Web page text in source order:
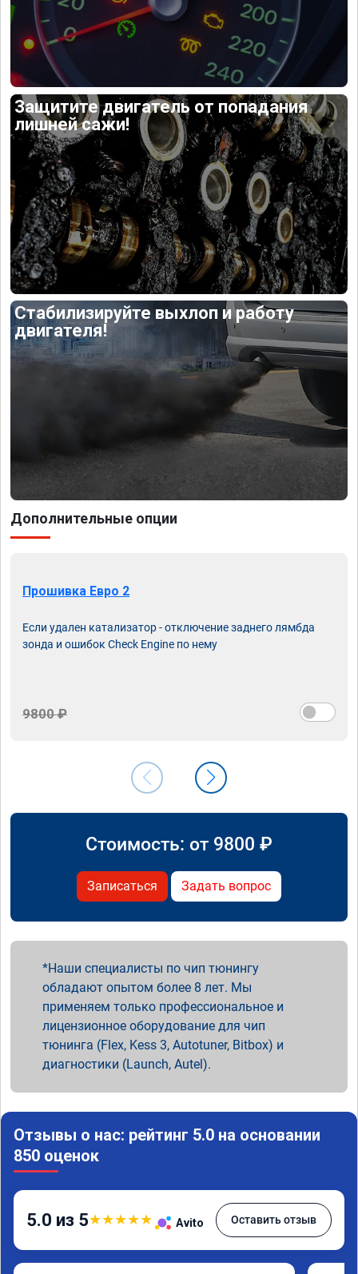
Защитите двигатель от попадания
лишней сажи!
Стабилизируйте выхлоп и работу
двигателя!
Дополнительные опции
Прошивка Евро 2
Если удален катализатор - отключение заднего лямбда
зонда и ошибок Check Engine по нему
9800 ₽
Стоимость: от 9800 ₽
Записаться Задать вопрос
Наши специалисты по чип тюнингу
обладают опытом более 8 лет. Мы
применяем только профессиональное и
лицензионное оборудование для чип
тюнинга (Flex, Kess 3, Autotuner, Bitbox) и
диагностики (Launch, Autel).
Отзывы о нас: рейтинг 5.0 на основании
850 оценок
5.0 из 5★★★★★ Avito Оставить отзыв